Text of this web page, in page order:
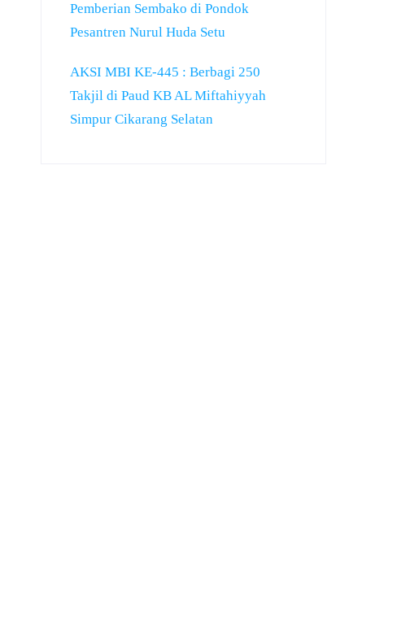
Pemberian Sembako di Pondok
Pesantren Nurul Huda Setu
AKSI MBI KE-445 : Berbagi 250
Takjil di Paud KB AL Miftahiyyah
Simpur Cikarang Selatan